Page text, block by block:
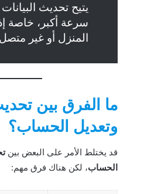
يتيح تحديث
سرعة أكبر، خاصة
المنزل أو غير متصل
ما الفرق بين
وتعديل الحساب؟
قد يختلط الأمر على البعض بين
الحساب، لكن هناك فرق مهم: